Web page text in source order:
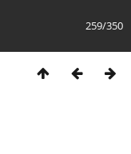
259/350